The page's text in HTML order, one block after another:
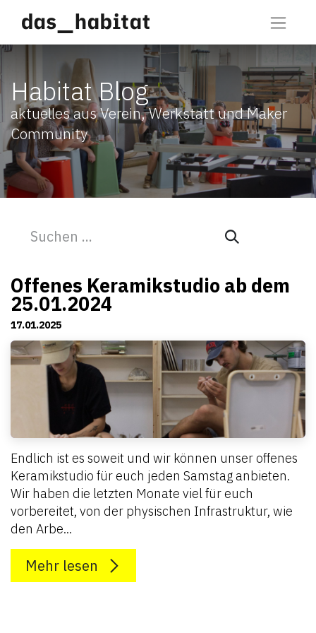
Habitat Blog
aktuelles aus Verein, Werkstatt und Maker
Community
Offenes Keramikstudio ab dem
25.01.2024
17.01.2025
Endlich ist es soweit und wir können unser offenes
Keramikstudio für euch jeden Samstag anbieten.
Wir haben die letzten Monate viel für euch
vorbereitet, von der physischen Infrastruktur, wie
den Arbe...
Mehr lesen